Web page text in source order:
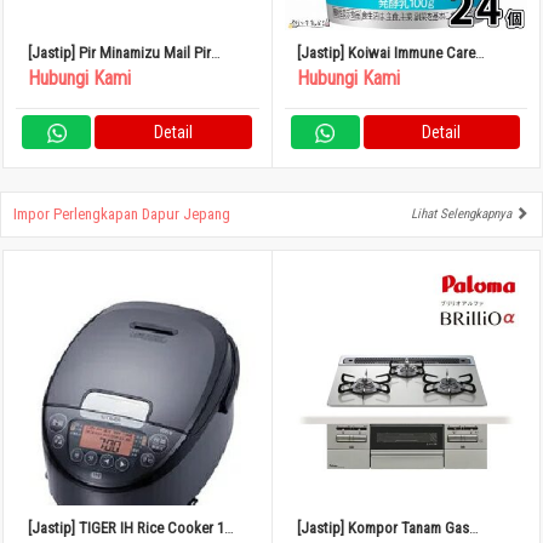
[Jastip] Pir Minamizu Mail Pir
Jepang Kotak Kecil 4 – 6 Buah
Hubungi Kami
Detail
[Jastip] Koiwai Immune Care
Yogurt Rendah Lemak 100g Set isi
Hubungi Kami
Detail
Impor Perlengkapan Dapur Jepang Lihat Selengkapnya
[Jastip] TIGER IH Rice Cooker 1
[Jastip] Kompor Tanam Gas